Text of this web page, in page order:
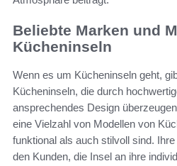
Beliebte Marken und
Kücheninseln
Wenn es um Kücheninseln geht,
Kücheninseln, die durch
ansprechendes Design
eine Vielzahl von Modellen von
funktional als auch stilvoll sind.
den Kunden, die Insel an ihre